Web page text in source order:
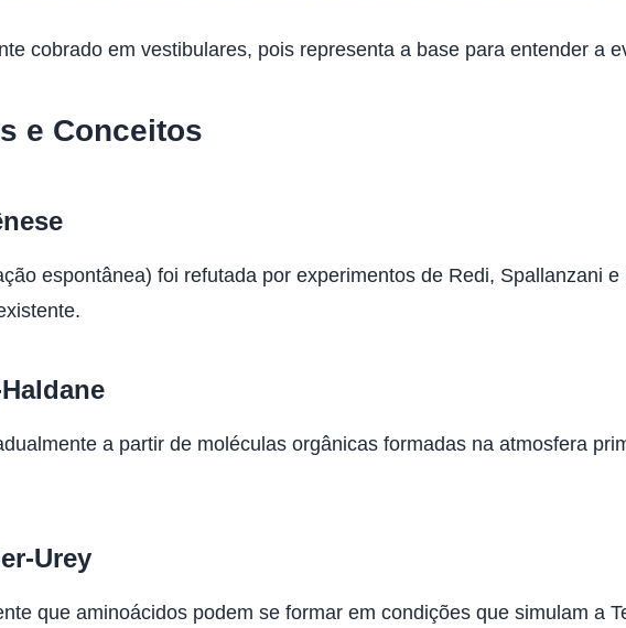
cobrado em vestibulares, pois representa a base para entender a
e Conceitos
espontânea) foi refutada por experimentos de Redi, Spallanzani
a partir de moléculas orgânicas formadas na atmosfera
Urey
que aminoácidos podem se formar em condições que simulam a